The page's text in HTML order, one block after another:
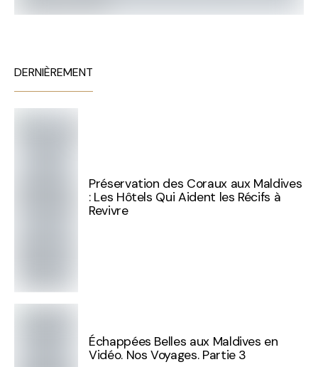
DERNIÈREMENT
Préservation des Coraux aux Maldives
: Les Hôtels Qui Aident les Récifs à
Revivre
Échappées Belles aux Maldives en
Vidéo. Nos Voyages. Partie 3